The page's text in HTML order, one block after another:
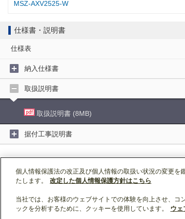
MSZ-AXV2525-W
仕様書・説明書
仕様表
納入仕様書
取扱説明書
取扱説明書 (8MB)
据付工事説明書
個人情報保護法の改正及び個人情報の取扱い状況の変更
たします。
改定した個人情報保護方針はこちら
当社では、お客様のウェブサイトでの体験を向上させ、
ックを分析するために、クッキーを使用しています。
ウェ